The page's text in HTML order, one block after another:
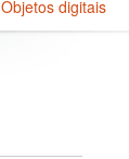
Objetos digitais